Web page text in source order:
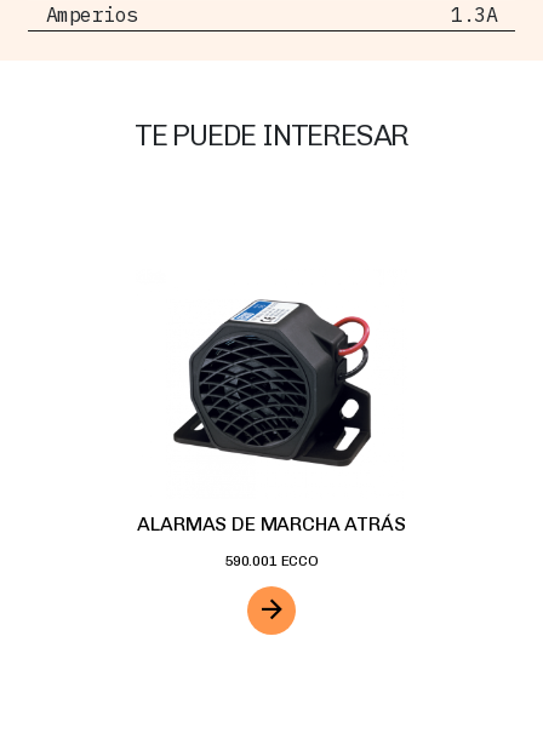
Amperios
1.3A
TE PUEDE INTERESAR
ALARMAS DE MARCHA ATRÁS
590.001 ECCO